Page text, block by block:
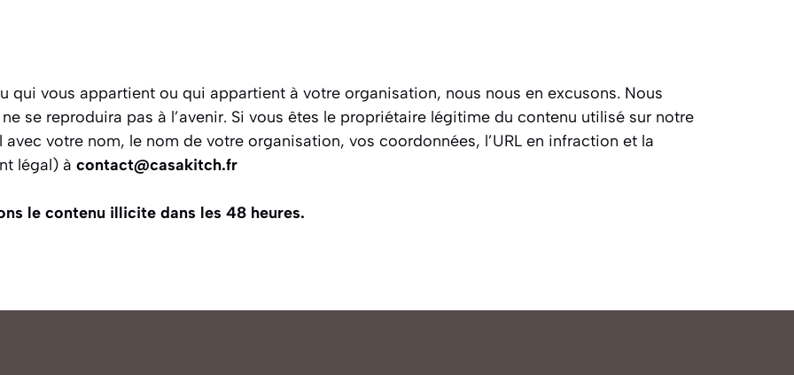
qui vous appartient ou qui appartient à votre organisation, nous nous en excusons. Nous
se reproduira pas à l’avenir. Si vous êtes le propriétaire légitime du contenu utilisé sur notre
votre nom, le nom de votre organisation, vos coordonnées, l’URL en infraction et la
légal) à contact@casakitch.fr
le contenu illicite dans les 48 heures.